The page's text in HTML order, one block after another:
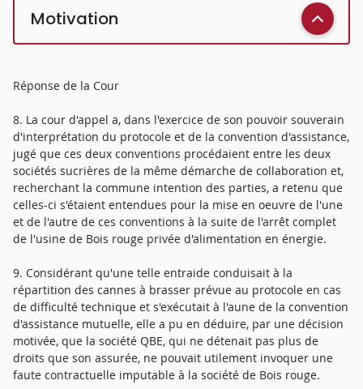
Motivation
Réponse de la Cour
8. La cour d'appel a, dans l'exercice de son pouvoir souverain
d'interprétation du protocole et de la convention d'assistance,
jugé que ces deux conventions procédaient entre les deux
sociétés sucrières de la même démarche de collaboration et,
recherchant la commune intention des parties, a retenu que
celles-ci s'étaient entendues pour la mise en oeuvre de l'une
et de l'autre de ces conventions à la suite de l'arrêt complet
de l'usine de Bois rouge privée d'alimentation en énergie.
9. Considérant qu'une telle entraide conduisait à la
répartition des cannes à brasser prévue au protocole en cas
de difficulté technique et s'exécutait à l'aune de la convention
d'assistance mutuelle, elle a pu en déduire, par une décision
motivée, que la société QBE, qui ne détenait pas plus de
droits que son assurée, ne pouvait utilement invoquer une
faute contractuelle imputable à la société de Bois rouge.